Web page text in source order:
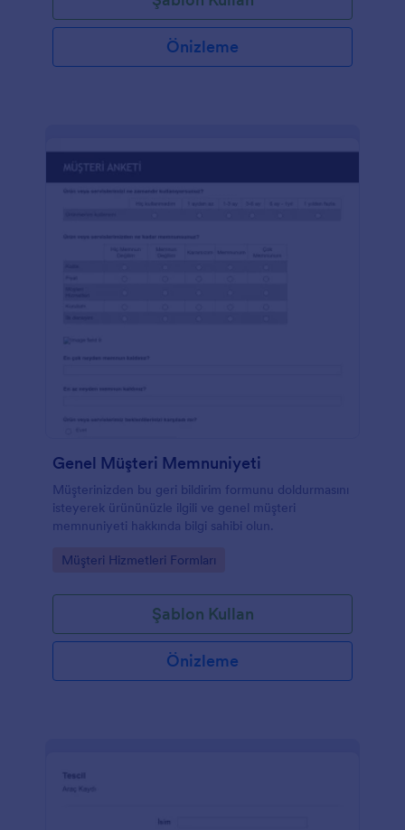
Önizleme
Genel Müşteri Memnuniyeti
Müşterinizden bu geri bildirim formunu doldurmasını
isteyerek ürününüzle ilgili ve genel müşteri
memnuniyeti hakkında bilgi sahibi olun.
Go to Category:
Müşteri Hizmetleri Formları
Şablon Kullan
Önizleme